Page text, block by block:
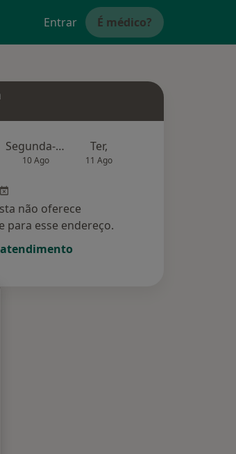
Entrar É médico?
Segunda-feira
10 Ago
Ter,
11 Ago
não oferece
para esse endereço.